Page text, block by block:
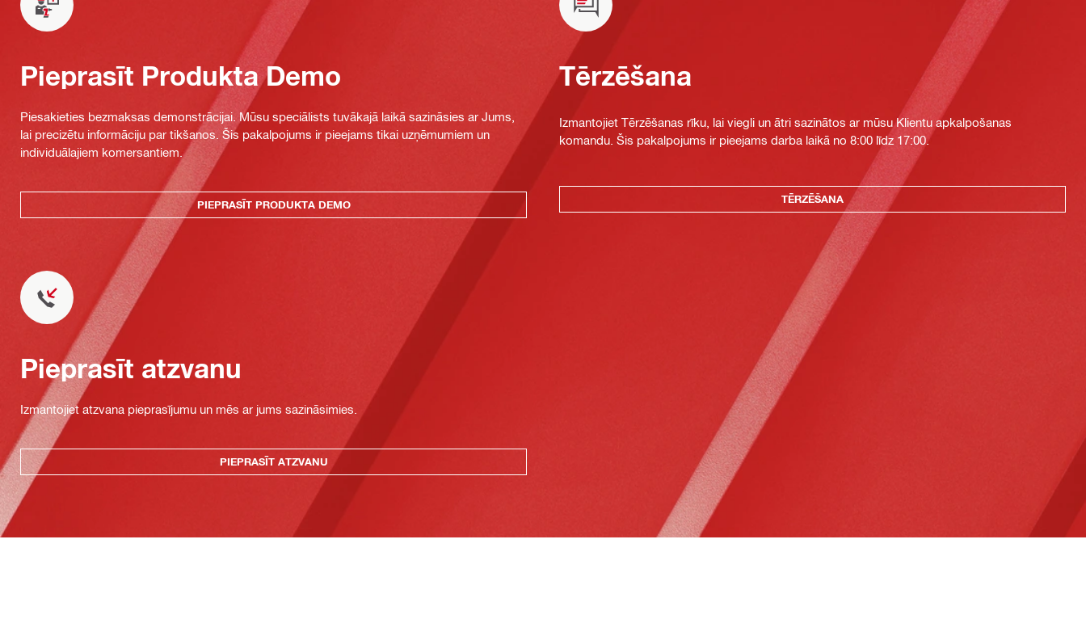
Pieprasīt Produkta Demo
Piesakieties bezmaksas demonstrācijai. Mūsu speciālists tuvākajā laikā sazināsies ar Jums,
lai precizētu informāciju par tikšanos. Šis pakalpojums ir pieejams tikai uzņēmumiem un
individuālajiem komersantiem.
PIEPRASĪT PRODUKTA DEMO
Tērzēšana
Izmantojiet Tērzēšanas rīku, lai viegli un ātri sazinātos ar mūsu Klientu apkalpošanas
komandu. Šis pakalpojums ir pieejams darba laikā no 8:00 līdz 17:00.
TĒRZĒŠANA
Pieprasīt atzvanu
Izmantojiet atzvana pieprasījumu un mēs ar jums sazināsimies.
PIEPRASĪT ATZVANU